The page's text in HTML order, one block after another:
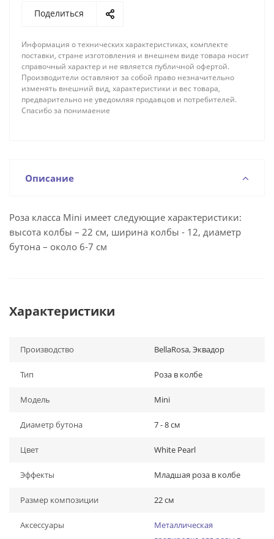
Поделиться
Информация о технических характеристиках, комплекте
поставки, стране изготовления и внешнем виде товара носит
справочный характер и не является публичной офертой.
Производители оставляют за собой право незначительно
изменять внешний вид, характеристики и вес товара,
предварительно не уведомляя продавцов и потребителей.
Спасибо за понимаение
Описание
Роза класса Mini имеет следующие характеристики:
высота колбы – 22 см, ширина колбы - 12, диаметр
бутона – около 6-7 см
Характеристики
Производство BellaRosa, Эквадор
Тип Роза в колбе
Модель Mini
Диаметр бутона 7 - 8 см
Цвет White Pearl
Эффекты Младшая роза в колбе
Размер композиции 22 см
Аксессуары
Металлическая